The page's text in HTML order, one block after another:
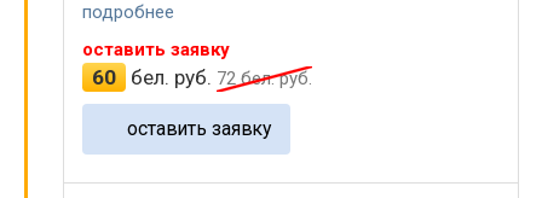
подробнее
оставить заявку
60 бел. руб. 72бел. руб.
оставить заявку